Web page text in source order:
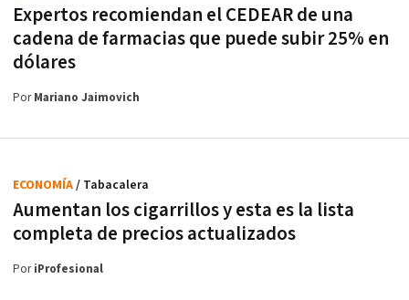
Expertos recomiendan el CEDEAR de una
cadena de farmacias que puede subir 25% en
dólares
PorMariano Jaimovich
Aumentan los cigarrillos y esta es la lista
completa de precios actualizados
ECONOMÍA/ Tabacalera
PoriProfesional